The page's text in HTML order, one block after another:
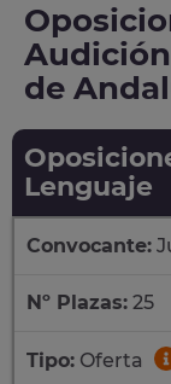
de
Lenguaje
Convocante:
Nº Plazas: 25
Tipo: Oferta